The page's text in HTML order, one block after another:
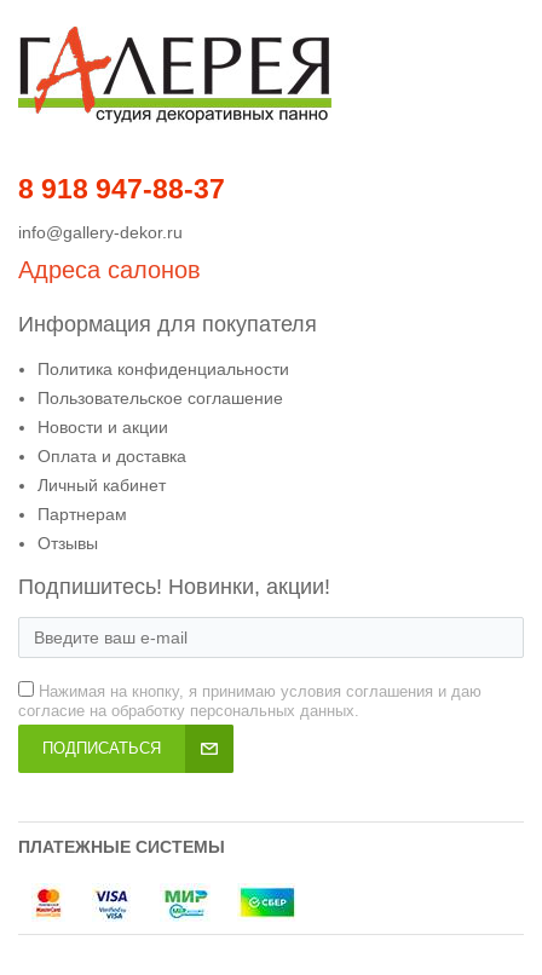
8 918 947-88-37
info@gallery-dekor.ru
Адреса салонов
Информация для покупателя
Политика конфиденциальности
Пользовательское соглашение
Новости и акции
Оплата и доставка
Личный кабинет
Партнерам
Отзывы
Подпишитесь! Новинки, акции!
Нажимая на кнопку, я принимаю условия соглашения и даю
согласие на обработку персональных данных.
ПОДПИСАТЬСЯ
ПЛАТЕЖНЫЕ СИСТЕМЫ